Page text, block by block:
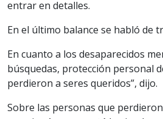
entrar en detalles.
En el último balance se habló de
En cuanto a los desaparecidos
búsquedas, protección personal
perdieron a seres queridos”, dijo.
Sobre las personas que